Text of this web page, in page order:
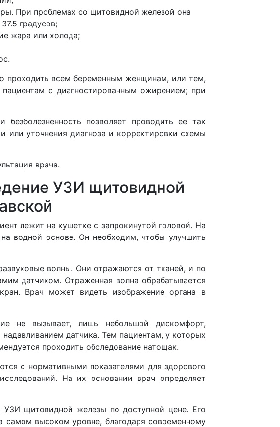
При проблемах со щитовидной железой она
градусов;
жара или холода;
проходить всем беременным женщинам, или тем,
с диагностированным ожирением; при
безболезненность позволяет проводить ее так
или уточнения диагноза и корректировки схемы
врача.
УЗИ щитовидной
лежит на кушетке с запрокинутой головой. На
водной основе. Он необходим, чтобы улучшить
волны. Они отражаются от тканей, и по
датчиком. Отраженная волна обрабатывается
Врач может видеть изображение органа в
не вызывает, лишь небольшой дискомфорт,
датчика. Тем пациентам, у которых
проходить обследование натощак.
с нормативными показателями для здорового
На их основании врач определяет
щитовидной железы по доступной цене. Его
самом высоком уровне, благодаря современному